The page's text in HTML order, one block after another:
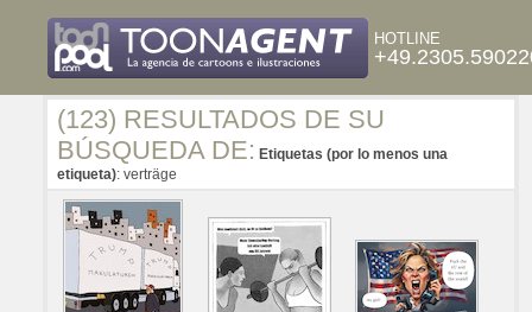
HOTLINE
(123) RESULTADOS DE SU
BÚSQUEDA DE: Etiquetas (por lo menos una
etiqueta): verträge